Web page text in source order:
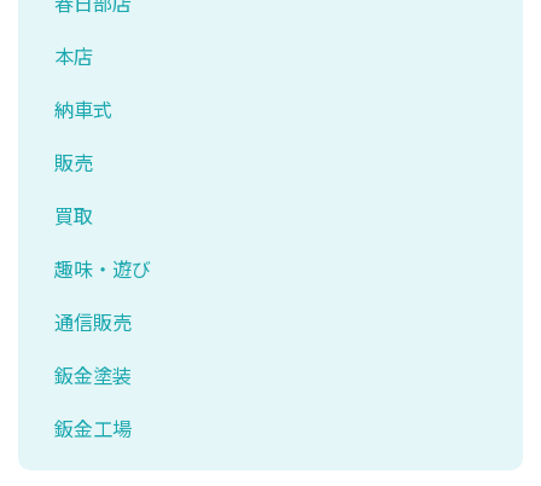
本店
納車式
販売
買取
趣味・遊び
通信販売
鈑金塗装
鈑金工場